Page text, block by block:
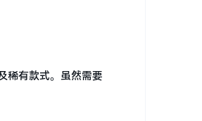
稀有款式。虽然需要